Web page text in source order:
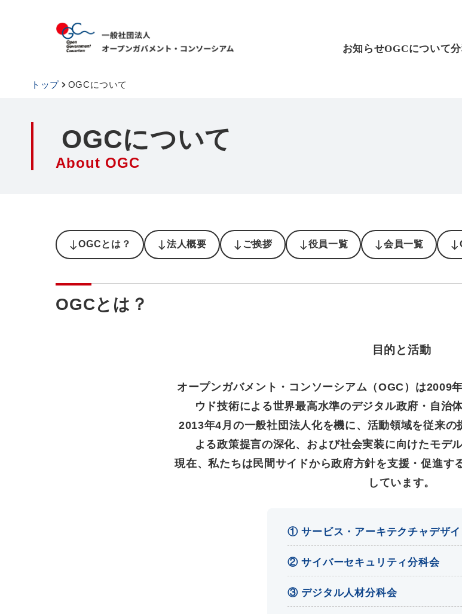
お知らせOGCについて
トップ OGCについて
OGCについて
About OGC
OGCとは？ 法人概要 ご挨拶 役員一覧 会員一覧
OGCとは？
目的と活動
オープンガバメント・コンソーシアム（OGC）は2009
ウド技術による世界最高水準のデジタル政府・自治
2013年4月の一般社団法人化を機に、活動領域を従来の
よる政策提言の深化、および社会実装に向けたモデ
現在、私たちは民間サイドから政府方針を支援・促進す
しています。
① サービス・アーキテクチャデザ
② サイバーセキュリティ分科会
③ デジタル人材分科会